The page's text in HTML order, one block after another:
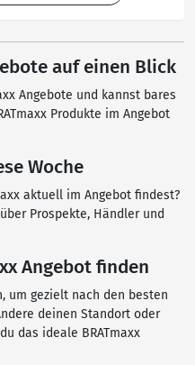
auf einen Blick
Angebote und kannst bares
Produkte im Angebot
Woche
aktuell im Angebot findest?
Prospekte, Händler und
Angebot finden
um gezielt nach den besten
deinen Standort oder
das ideale BRATmaxx